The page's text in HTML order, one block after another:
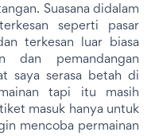
Suasana didalam
seperti pasar
terkesan luar biasa
dan pemandangan
saya serasa betah di
tapi itu masih
masuk hanya untuk
mencoba permainan